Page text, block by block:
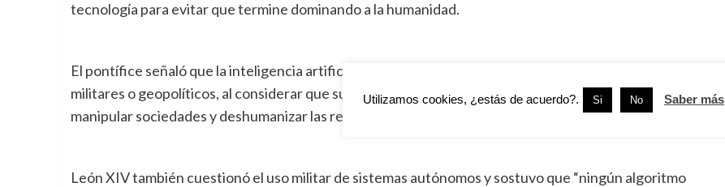
tecnología para evitar que termine dominando a la humanidad.
El pontífice señaló que la inteligencia artificial no puede quedar bajo el control de intereses económicos,
militares o geopolíticos, al considerar que su desarrollo sin regulación podría profundizar desigualdades,
manipular sociedades y deshumanizar las relaciones humanas.
León XIV también cuestionó el uso militar de sistemas autónomos y sostuvo que “ningún algoritmo
Utilizamos cookies, ¿estás de acuerdo?. Si No Saber más